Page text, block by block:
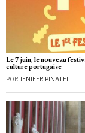
Le 7 juin, le nouveau
culture portugaise
POR JENIFER PINATEL